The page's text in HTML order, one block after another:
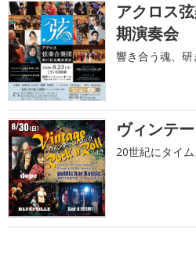
アクロス
期演奏会
響き合う魂、
ヴィンテ
20世紀にタイ